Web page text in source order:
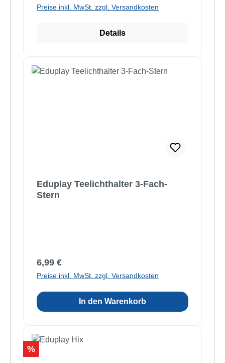
Preise inkl. MwSt. zzgl. Versandkosten
Details
Eduplay Teelichthalter 3-Fach-
Stern
Regulärer Preis:
6,99 €
Preise inkl. MwSt. zzgl. Versandkosten
In den Warenkorb
Rabatt
%